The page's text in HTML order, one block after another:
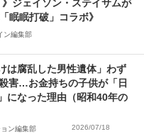
》ジェイソン・ステイサムが
眠眠打破」コラボ》
ン編集部
は腐乱した男性遺体」わず
害…お金持ちの子供が「日
になった理由（昭和40年の
ン編集部 2026/07/18